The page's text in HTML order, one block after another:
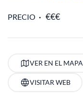
PRECIO
VER EN EL MAPA
VISITAR WEB